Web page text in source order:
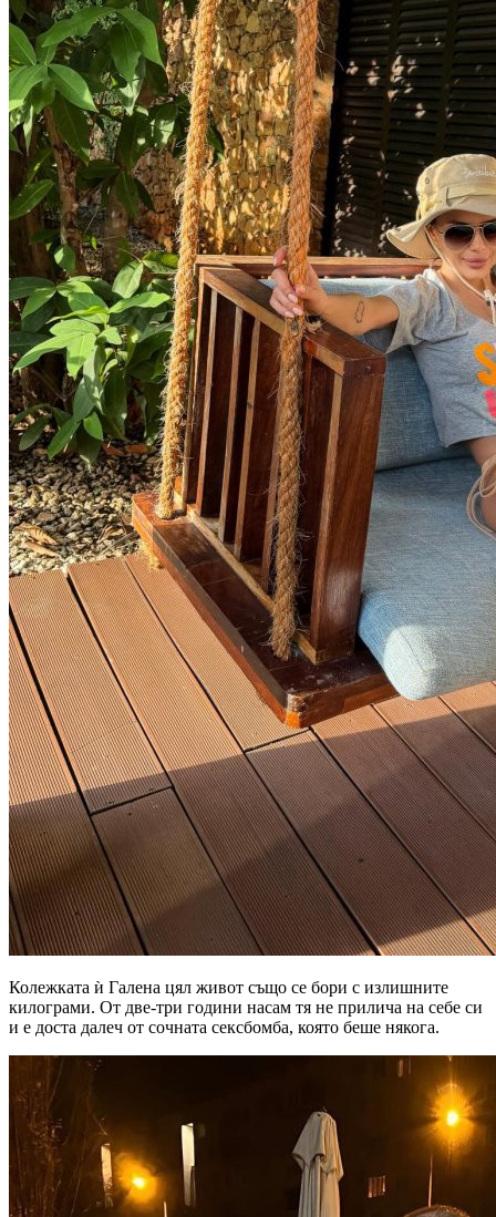
Колежката ѝ Галена цял живот също се бори с излишните
килограми. От две-три години насам тя не прилича на себе си
и е доста далеч от сочната сексбомба, която беше някога.